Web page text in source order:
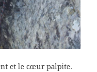
et le cœur palpite.